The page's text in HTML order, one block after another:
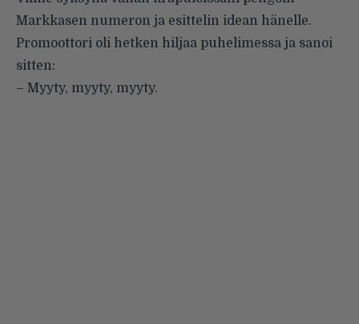
Markkasen numeron ja esittelin idean hänelle.
Promoottori oli hetken hiljaa puhelimessa ja sanoi
sitten:
– Myyty, myyty, myyty.